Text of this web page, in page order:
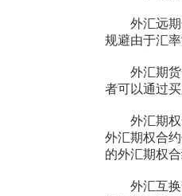
外汇远期合
规避由于汇
外汇期货合
者可以通过
外汇期权合
外汇期权合
的外汇期权
外汇互换合